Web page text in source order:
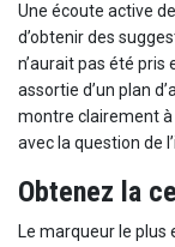
Une écoute active
d’obtenir des
n’aurait pas été
assortie d’un plan
montre clairement à
avec la question de
Obtenez la
Le marqueur le plus